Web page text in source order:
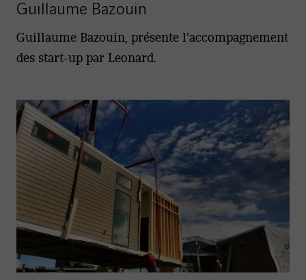
Guillaume Bazouin
Guillaume Bazouin, présente l'accompagnement
des start-up par Leonard.